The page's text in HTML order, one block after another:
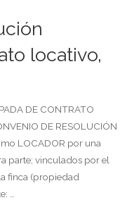
locativo,
DE CONTRATO
DE RESOLUCIÓN
LOCADOR por una
parte; vinculados por el
finca (propiedad
…